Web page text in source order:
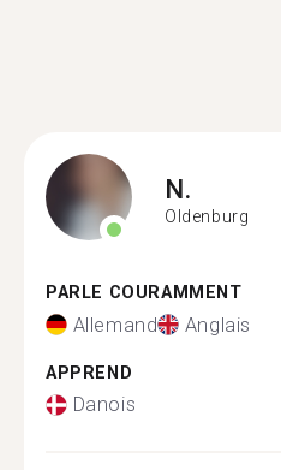
N.
Oldenburg
PARLE COURAMMENT
Allemand Anglais
APPREND
Danois